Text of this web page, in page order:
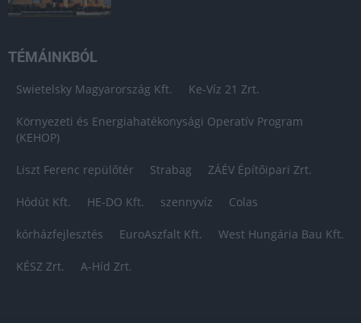
TÉMÁINKBÓL
Swietelsky Magyarország Kft. Ke-Víz 21 Zrt.
Környezeti és Energiahatékonysági Operatív Program
(KEHOP)
Liszt Ferenc repülőtér Strabag ZÁÉV Építőipari Zrt.
Hódút Kft. HE-DO Kft. szennyvíz Colas
kórházfejlesztés EuroAszfalt Kft. West Hungária Bau Kft.
KÉSZ Zrt. A-Híd Zrt.